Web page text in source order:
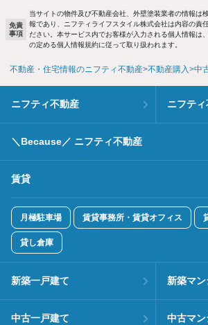
免責
事項
当サイトの物件及び不動産会社、外壁塗装業者の情報は
報であり、ニフティライフスタイル株式会社は内容の責
ださい。本サービス内でお客様が入力される個人情報は
の定める個人情報規約に従って取り扱われます。
不動産・住宅情報のニフティ不動産 不動産購入 中
ニフティ不動産 ニフティ
＼Because／ ニフティ不動産
賃貸
月極駐車場 賃貸事務所・賃貸オフィス
貸し倉庫
新築一戸建て 新築マン
中古一戸建て 中古マン